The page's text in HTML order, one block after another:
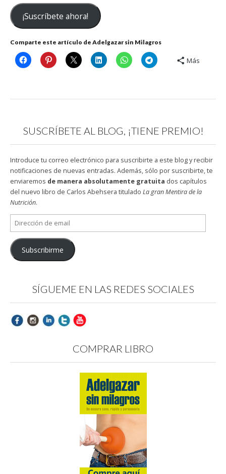
correo
electrónico
¡Suscríbete ahora!
Comparte este artículo de Adelgazar sin Milagros
Más
SUSCRÍBETE AL BLOG, ¡TIENE PREMIO!
Introduce tu correo electrónico para suscribirte a este blog y recibir
notificaciones de nuevas entradas. Además, sólo por suscribirte, te
enviaremos de manera absolutamente gratuita dos capítulos
del nuevo libro de Carlos Abehsera titulado La gran Mentira de la
Nutrición.
Dirección
de
email
Subscribirme
SÍGUEME EN LAS REDES SOCIALES
COMPRAR LIBRO